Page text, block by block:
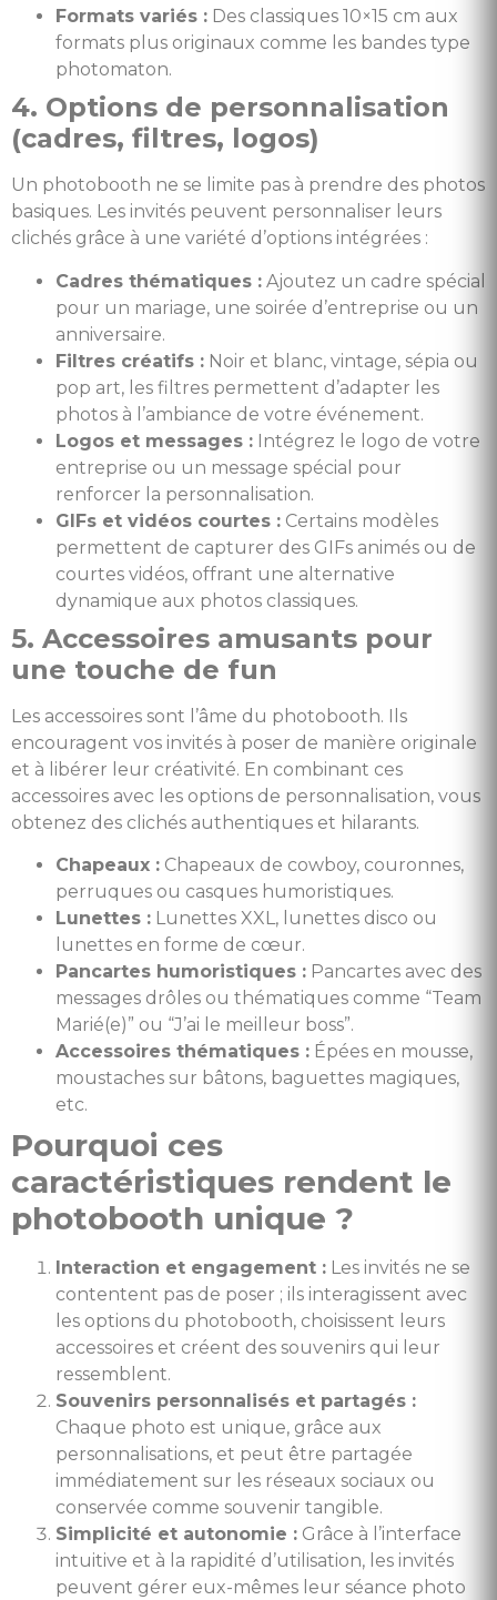
Formats variés : Des classiques 10×15 cm aux
formats plus originaux comme les bandes type
photomaton.
4. Options de personnalisation
(cadres, filtres, logos)
Un photobooth ne se limite pas à prendre des photos
basiques. Les invités peuvent personnaliser leurs
clichés grâce à une variété d’options intégrées :
Cadres thématiques : Ajoutez un cadre spécial
pour un mariage, une soirée d’entreprise ou un
anniversaire.
Filtres créatifs : Noir et blanc, vintage, sépia ou
pop art, les filtres permettent d’adapter les
photos à l’ambiance de votre événement.
Logos et messages : Intégrez le logo de votre
entreprise ou un message spécial pour
renforcer la personnalisation.
GIFs et vidéos courtes : Certains modèles
permettent de capturer des GIFs animés ou de
courtes vidéos, offrant une alternative
dynamique aux photos classiques.
5. Accessoires amusants pour
une touche de fun
Les accessoires sont l’âme du photobooth. Ils
encouragent vos invités à poser de manière originale
et à libérer leur créativité. En combinant ces
accessoires avec les options de personnalisation, vous
obtenez des clichés authentiques et hilarants.
Chapeaux : Chapeaux de cowboy, couronnes,
perruques ou casques humoristiques.
Lunettes : Lunettes XXL, lunettes disco ou
lunettes en forme de cœur.
Pancartes humoristiques : Pancartes avec des
messages drôles ou thématiques comme “Team
Marié(e)” ou “J’ai le meilleur boss”.
Accessoires thématiques : Épées en mousse,
moustaches sur bâtons, baguettes magiques,
etc.
Pourquoi ces
caractéristiques rendent le
photobooth unique ?
Interaction et engagement : Les invités ne se
contentent pas de poser ; ils interagissent avec
les options du photobooth, choisissent leurs
accessoires et créent des souvenirs qui leur
ressemblent.
Souvenirs personnalisés et partagés :
Chaque photo est unique, grâce aux
personnalisations, et peut être partagée
immédiatement sur les réseaux sociaux ou
conservée comme souvenir tangible.
Simplicité et autonomie : Grâce à l’interface
intuitive et à la rapidité d’utilisation, les invités
peuvent gérer eux-mêmes leur séance photo